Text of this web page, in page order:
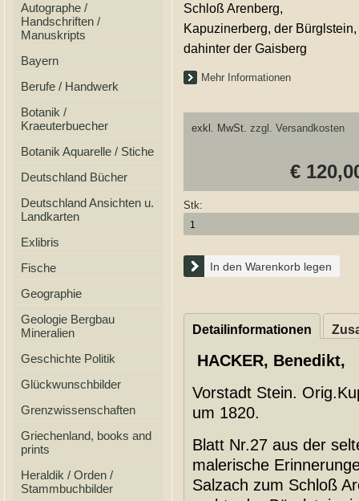
Autographe /
Handschriften /
Manuskripts
Bayern
Berufe / Handwerk
Botanik /
Kraeuterbuecher
Botanik Aquarelle / Stiche
Deutschland Bücher
Deutschland Ansichten u.
Landkarten
Exlibris
Fische
Geographie
Geologie Bergbau
Mineralien
Geschichte Politik
Glückwunschbilder
Grenzwissenschaften
Griechenland, books and
prints
Heraldik / Orden /
Stammbuchbilder
Schloß Arenberg,
Kapuzinerberg, der Bürglstein,
dahinter der Gaisberg
Mehr Informationen
exkl. MwSt. zzgl. Versandkosten
€
Stk:
In den Warenkorb legen
Detailinformationen
HACKER, Benedikt,
Vorstadt Stein.
um 1820.
Blatt Nr.27 aus der
malerische
Salzach zum Schloß